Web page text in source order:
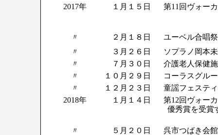
2017年 １月１５日 第11回ヴォー
〃 ２月１８日
ユーベル合唱
〃
３月２６日
ソプラノ岡本
〃
７月３０日
介護老人保健
〃
１０月２９日
コーラスグル
〃
１２月２３日
童謡フェステ
2018年
１月１４日
第12回ヴォー
優秀賞を受賞
〃 ５月２０日
呉市つばき会